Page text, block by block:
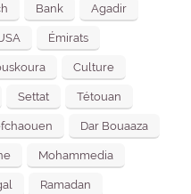
Bank Agadir
Émirats
Culture
Settat Tétouan
Dar Bouaaza
Mohammedia
Ramadan